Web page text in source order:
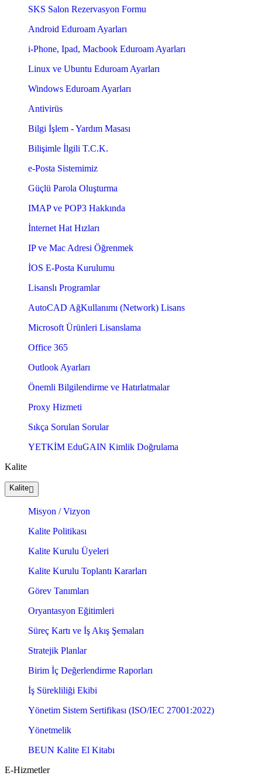
SKS Salon Rezervasyon Formu
Android Eduroam Ayarları
i-Phone, Ipad, Macbook Eduroam Ayarları
Linux ve Ubuntu Eduroam Ayarları
Windows Eduroam Ayarları
Antivirüs
Bilgi İşlem - Yardım Masası
Bilişimle İlgili T.C.K.
e-Posta Sistemimiz
Güçlü Parola Oluşturma
IMAP ve POP3 Hakkında
İnternet Hat Hızları
IP ve Mac Adresi Öğrenmek
İOS E-Posta Kurulumu
Lisanslı Programlar
AutoCAD AğKullanımı (Network) Lisans
Microsoft Ürünleri Lisanslama
Office 365
Outlook Ayarları
Önemli Bilgilendirme ve Hatırlatmalar
Proxy Hizmeti
Sıkça Sorulan Sorular
YETKİM EduGAIN Kimlik Doğrulama
Kalite
Kalite
Misyon / Vizyon
Kalite Politikası
Kalite Kurulu Üyeleri
Kalite Kurulu Toplantı Kararları
Görev Tanımları
Oryantasyon Eğitimleri
Süreç Kartı ve İş Akış Şemaları
Stratejik Planlar
Birim İç Değerlendirme Raporları
İş Sürekliliği Ekibi
Yönetim Sistem Sertifikası (ISO/IEC 27001:2022)
Yönetmelik
BEUN Kalite El Kitabı
E-Hizmetler